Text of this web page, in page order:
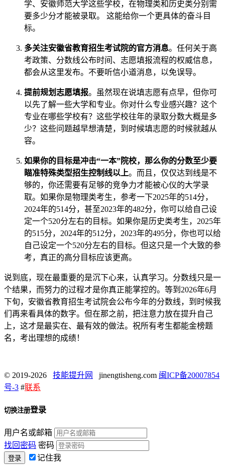
学、安徽师范大学这些学校，在物理类和历史类分别需
要多少分才能被录取。 这能给你一个更具体的奋斗目
标。
多关注安徽省教育招生考试院的官方消息。任何关于高
考政策、分数线公布时间、志愿填报流程的权威信息，
都会从这里发布。不要听信小道消息，以免误导。
提前规划志愿填报。虽然现在说填志愿有点早，但你可
以先了解一些大学和专业。你对什么专业感兴趣？这个
专业在哪些学校有？这些学校往年的录取分数大概是多
少？这些问题越早想清楚，到时候填志愿的时候就越从
容。
如果你的目标是冲击“一本”院校，那么你的分数至少要
瞄准特殊类型招生控制线以上。而且，仅仅达到线是不
够的，你还需要有足够的竞争力才能被心仪的大学录
取。如果你是物理类考生，参考一下2025年的514分，
2024年的514分，甚至2023年的482分，你可以给自己设
定一个520分左右的目标。如果你是历史类考生，2025年
的515分，2024年的512分，2023年的495分，你也可以给
自己设定一个520分左右的目标。但这只是一个大致的参
考，真正的高分目标应该更高。
说到底，现在最重要的是沉下心来，认真学习。分数线只是一
个结果，而努力的过程才是你真正能掌控的。等到2026年6月
下旬，安徽省教育招生考试院会公布今年的分数线，到时候我
们再来看具体的数字。但在那之前，把注意力放在提升自己
上，这才是最实在、最有效的做法。祝所有考生都能金榜题
名，考出理想的成绩！
© 2019-2026 技能提升网 jinengtisheng.com 闽ICP备20007854
号-3 #联系
切换注册登录
用户名或邮箱
找回密码 密码
记住我